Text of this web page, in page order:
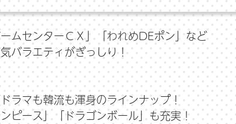
ームセンターＣＸ」「われめDEポン」など
バラエティがぎっしり！
ラマも韓流も渾身のラインナップ！
ンピース」「ドラゴンボール」も充実！